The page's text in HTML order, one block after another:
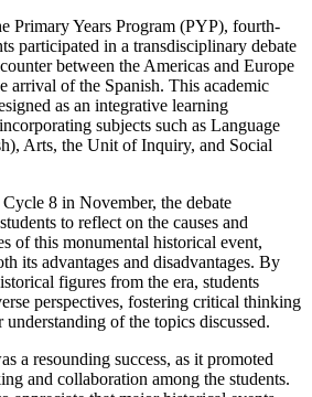
Primary Years Program (PYP), fourth-
participated in a transdisciplinary debate
between the Americas and Europe
arrival of the Spanish. This academic
as an integrative learning
subjects such as Language
Arts, the Unit of Inquiry, and Social
8 in November, the debate
to reflect on the causes and
of this monumental historical event,
its advantages and disadvantages. By
figures from the era, students
perspectives, fostering critical thinking
understanding of the topics discussed.
a resounding success, as it promoted
and collaboration among the students.